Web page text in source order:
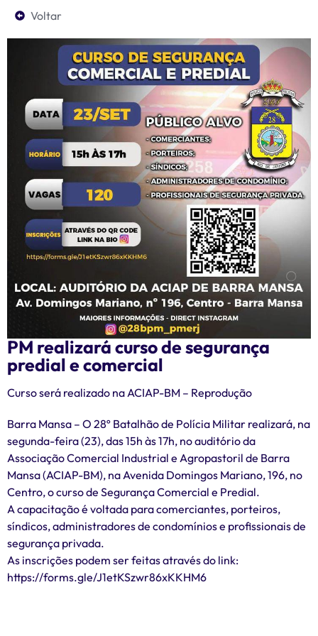
Voltar
PM realizará curso de segurança
predial e comercial
Curso será realizado na ACIAP-BM – Reprodução
Barra Mansa – O 28º Batalhão de Polícia Militar realizará, na
segunda-feira (23), das 15h às 17h, no auditório da
Associação Comercial Industrial e Agropastoril de Barra
Mansa (ACIAP-BM), na Avenida Domingos Mariano, 196, no
Centro, o curso de Segurança Comercial e Predial.
A capacitação é voltada para comerciantes, porteiros,
síndicos, administradores de condomínios e profissionais de
segurança privada.
As inscrições podem ser feitas através do link:
https://forms.gle/J1etKSzwr86xKKHM6